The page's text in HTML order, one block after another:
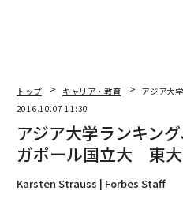
トップ キャリア・教育
アジア大
2016.10.07 11:30
アジア大学ランキン
ガポール国立大 東
Karsten Strauss | Forbes Staff